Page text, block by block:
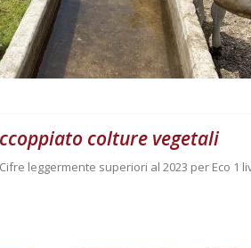
colture vegetali
leggermente superiori al 2023 per Eco 1